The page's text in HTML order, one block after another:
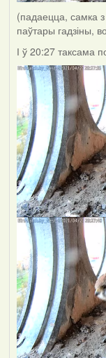
(падаецца, самка з
паўтары гадзіны,
І ў 20:27 таксама